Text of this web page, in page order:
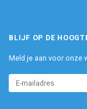
BLIJF OP DE
Meld je aan voor onze